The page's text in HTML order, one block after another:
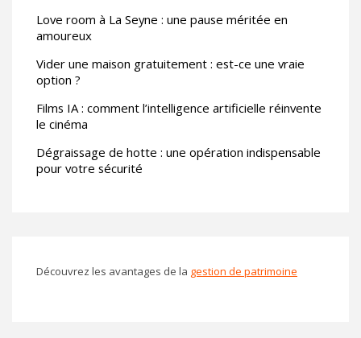
Love room à La Seyne : une pause méritée en
amoureux
Vider une maison gratuitement : est-ce une vraie
option ?
Films IA : comment l’intelligence artificielle réinvente
le cinéma
Dégraissage de hotte : une opération indispensable
pour votre sécurité
Découvrez les avantages de la gestion de patrimoine